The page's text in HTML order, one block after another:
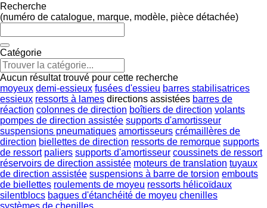
Recherche
(numéro de catalogue, marque, modèle, pièce détachée)
Catégorie
Aucun résultat trouvé pour cette recherche
moyeux demi-essieux fusées d'essieu barres stabilisatrices
essieux ressorts à lames directions assistées barres de
réaction colonnes de direction boîtiers de direction volants
pompes de direction assistée supports d'amortisseur
suspensions pneumatiques amortisseurs crémaillères de
direction biellettes de direction ressorts de remorque supports
de ressort paliers supports d'amortisseur coussinets de ressort
réservoirs de direction assistée moteurs de translation tuyaux
de direction assistée suspensions à barre de torsion embouts
de biellettes roulements de moyeu ressorts hélicoïdaux
silentblocs bagues d'étanchéité de moyeu chenilles
systèmes de chenilles